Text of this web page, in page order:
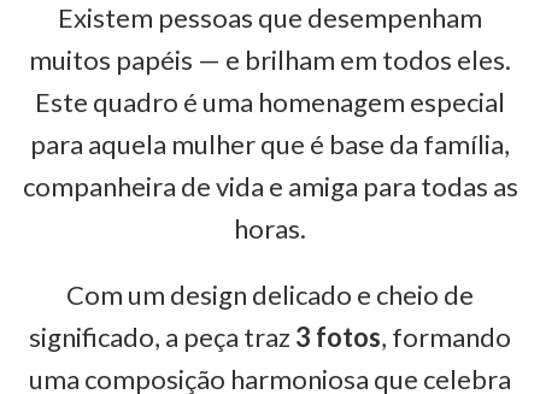
Existem pessoas que desempenham
muitos papéis — e brilham em todos eles.
Este quadro é uma homenagem especial
para aquela mulher que é base da família,
companheira de vida e amiga para todas as
horas.
Com um design delicado e cheio de
significado, a peça traz 3 fotos, formando
uma composição harmoniosa que celebra